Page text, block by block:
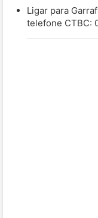
Ligar para
telefone CTBC: